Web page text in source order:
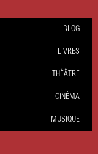
BLOG
LIVRES
THÉÂTRE
CINÉMA
MUSIQUE